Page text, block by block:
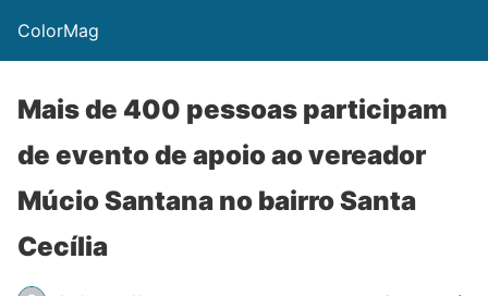
ColorMag
Mais de 400 pessoas participam
de evento de apoio ao vereador
Múcio Santana no bairro Santa
Cecília